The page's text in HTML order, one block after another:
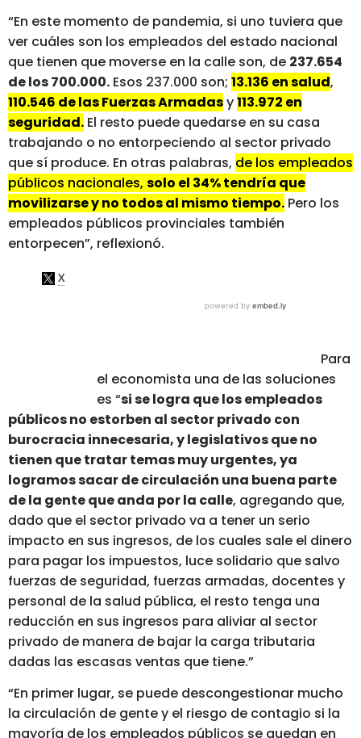
“En este momento de pandemia, si uno tuviera que
ver cuáles son los empleados del estado nacional
que tienen que moverse en la calle son, de 237.654
de los 700.000. Esos 237.000 son; 13.136 en salud,
110.546 de las Fuerzas Armadasy113.972 en
seguridad. El resto puede quedarse en su casa
trabajando o no entorpeciendo al sector privado
que sí produce. En otras palabras, de los empleados
públicos nacionales, solo el 34% tendría que
movilizarse y no todos al mismo tiempo. Pero los
empleados públicos provinciales también
entorpecen”, reflexionó.
Para
el economista una de las soluciones
es “si se logra que los empleados
públicos no estorben al sector privado con
burocracia innecesaria, y legislativos que no
tienen que tratar temas muy urgentes, ya
logramos sacar de circulación una buena parte
de la gente que anda por la calle, agregando que,
dado que el sector privado va a tener un serio
impacto en sus ingresos, de los cuales sale el dinero
para pagar los impuestos, luce solidario que salvo
fuerzas de seguridad, fuerzas armadas, docentes y
personal de la salud pública, el resto tenga una
reducción en sus ingresos para aliviar al sector
privado de manera de bajar la carga tributaria
dadas las escasas ventas que tiene.”
“En primer lugar, se puede descongestionar mucho
la circulación de gente y el riesgo de contagio si la
mayoría de los empleados públicos se quedan en